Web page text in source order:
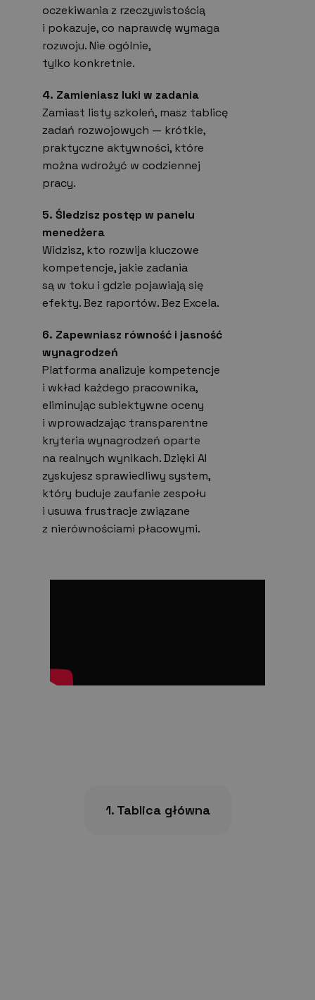
oczekiwania z rzeczywistością
i pokazuje, co naprawdę wymaga
rozwoju. Nie ogólnie,
tylko konkretnie.
4. Zamieniasz luki w zadania
Zamiast listy szkoleń, masz tablicę
zadań rozwojowych — krótkie,
praktyczne aktywności, które
można wdrożyć w codziennej
pracy.
5. Śledzisz postęp w panelu
menedżera
Widzisz, kto rozwija kluczowe
kompetencje, jakie zadania
są w toku i gdzie pojawiają się
efekty. Bez raportów. Bez Excela.
6. Zapewniasz równość i jasność
wynagrodzeń
Platforma analizuje kompetencje
i wkład każdego pracownika,
eliminując subiektywne oceny
i wprowadzając transparentne
kryteria wynagrodzeń oparte
na realnych wynikach. Dzięki AI
zyskujesz sprawiedliwy system,
który buduje zaufanie zespołu
i usuwa frustracje związane
z nierównościami płacowymi.
1. Tablica główna